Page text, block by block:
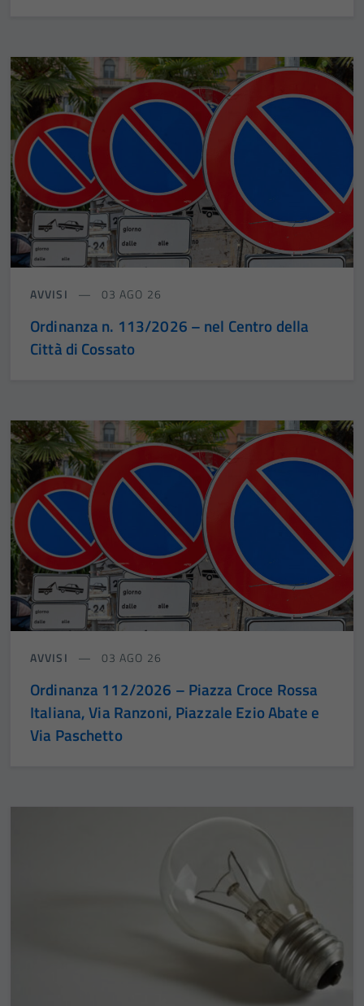
AVVISI 03 AGO 26
Ordinanza n. 113/2026 – nel Centro della
Città di Cossato
AVVISI 03 AGO 26
Ordinanza 112/2026 – Piazza Croce Rossa
Italiana, Via Ranzoni, Piazzale Ezio Abate e
Via Paschetto